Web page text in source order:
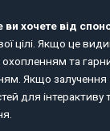
ви хочете від
цілі. Якщо це
та
Якщо залучення
для інтерактиву